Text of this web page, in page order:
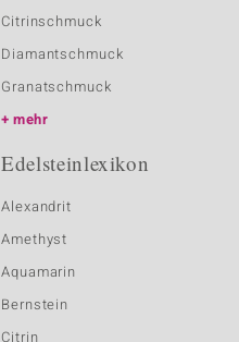
Citrinschmuck
Diamantschmuck
Granatschmuck
mehr
Edelsteinlexikon
Alexandrit
Amethyst
Aquamarin
Bernstein
Citrin